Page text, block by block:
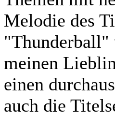
Melodie des
"Thunderball"
meinen
einen
auch die